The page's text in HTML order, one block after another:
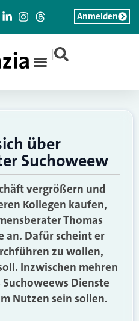
|
Anmelden
über
Suchoweew
vergrößern und
Kollegen kaufen,
Thomas
an. Dafür scheint er
zu wollen,
Inzwischen mehren
Dienste
Nutzen sein sollen.